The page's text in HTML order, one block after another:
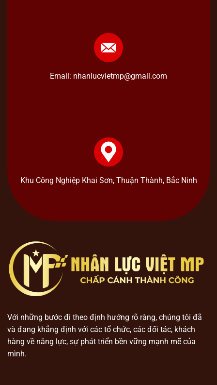
Email: nhanlucvietmp@gmail.com
Khu Công Nghiệp Khai Sơn, Thuận Thành, Bắc Ninh
Với những bước đi theo định hướng rõ ràng, chúng tôi đã
và đang khẳng định với các tổ chức, các đối tác, khách
hàng về năng lực, sự phát triển bền vững mạnh mẽ của
mình.